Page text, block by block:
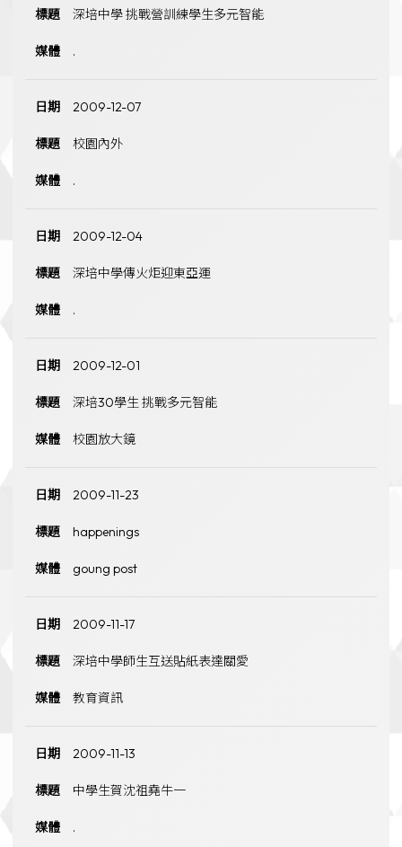
深培中學 挑戰營訓練學生多元智能
.
2009-12-07
校園內外
.
2009-12-04
深培中學傳火炬迎東亞運
.
2009-12-01
深培30學生 挑戰多元智能
校園放大鏡
2009-11-23
happenings
goung post
2009-11-17
深培中學師生互送貼紙表達關愛
教育資訊
2009-11-13
中學生賀沈祖堯牛一
.